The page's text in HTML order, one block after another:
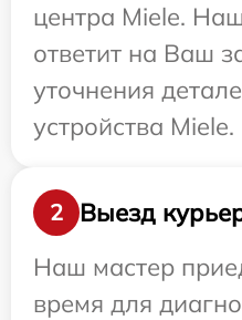
центра Miele.
ответит на Ваш
уточнения
устройства Miele.
2
Выезд
Наш мастер
время для